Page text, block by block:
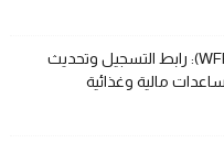
برنامج الغذاء العالمي(WFP): رابط التسجيل وتحديث
مالية وغذائية